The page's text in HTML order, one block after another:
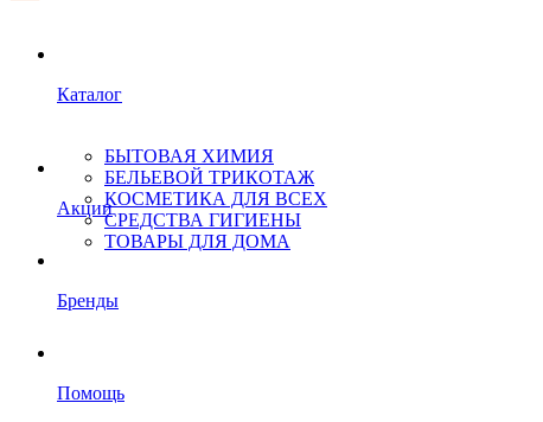
Каталог
БЫТОВАЯ ХИМИЯ
БЕЛЬЕВОЙ ТРИКОТАЖ
КОСМЕТИКА ДЛЯ ВСЕХ
СРЕДСТВА ГИГИЕНЫ
ТОВАРЫ ДЛЯ ДОМА
Акции
Бренды
Помощь